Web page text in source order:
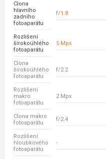
Clona
hlavního
zadního
fotoaparátu
f/1.8
Rozlišení
širokoúhlého
fotoaparátu
5 Mpx
Clona
širokoúhlého
fotoaparátu
f/2.2
Rozlišení
makro
fotoaparátu
2 Mpx
Clona makro
fotoaparátu
f/2.4
Rozlišení
hloubkového
fotoaparátu
-